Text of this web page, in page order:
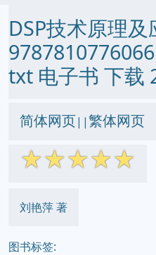
DSP技术原理
txt 电子书 下载
简体网页||繁体网页
☆☆☆☆☆
刘艳萍 著
图书标签: